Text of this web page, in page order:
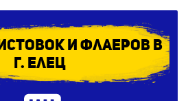
и флаеров в
г. Елец